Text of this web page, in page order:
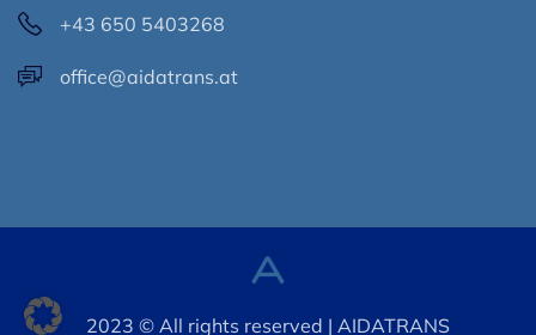
+43 650 5403268
office@aidatrans.at
2023 © All rights reserved | AIDATRANS